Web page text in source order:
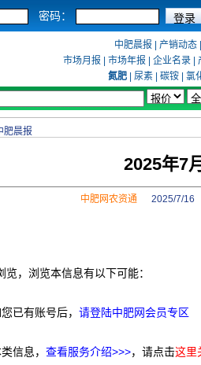
密码：
中肥晨报 产销动态
市场月报
市场年报 企业名录
氮肥
尿素 碳铵
氯
肥晨报
2025年7
中肥网农资通 2025/7/16
，浏览本信息有以下可能：
已有账号后， 请登陆中肥网会员专区
信息， 查看服务介绍>>>，请点击这里